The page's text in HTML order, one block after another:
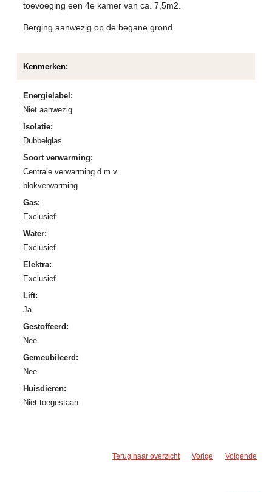
toevoeging een 4e kamer van ca. 7,5m2.
Berging aanwezig op de begane grond.
Kenmerken:
Energielabel:
Niet aanwezig
Isolatie:
Dubbelglas
Soort verwarming:
Centrale verwarming d.m.v.
blokverwarming
Gas:
Exclusief
Water:
Exclusief
Elektra:
Exclusief
Lift:
Ja
Gestoffeerd:
Nee
Gemeubileerd:
Nee
Huisdieren:
Niet toegestaan
Terug naar overzicht Vorige Volgende